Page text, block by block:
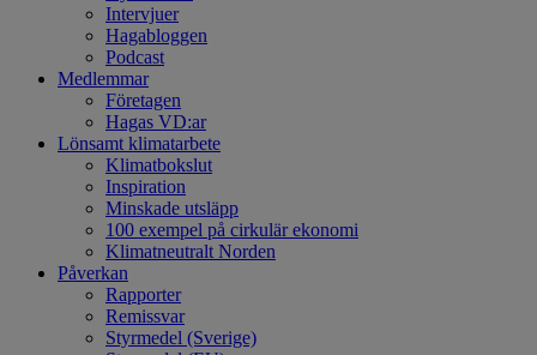
Intervjuer
Hagabloggen
Podcast
Medlemmar
Företagen
Hagas VD:ar
Lönsamt klimatarbete
Klimatbokslut
Inspiration
Minskade utsläpp
100 exempel på cirkulär ekonomi
Klimatneutralt Norden
Påverkan
Rapporter
Remissvar
Styrmedel (Sverige)